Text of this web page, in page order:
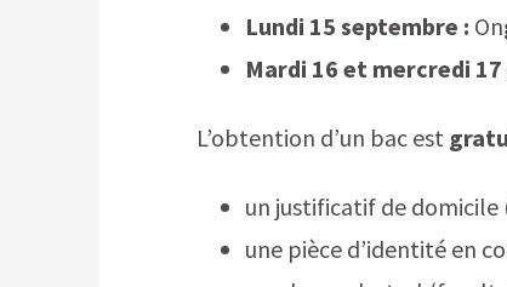
Lundi 15 septembre :
Mardi 16 et mercredi
L’obtention d’un bac est
un justificatif de domicile
une pièce d’identité en